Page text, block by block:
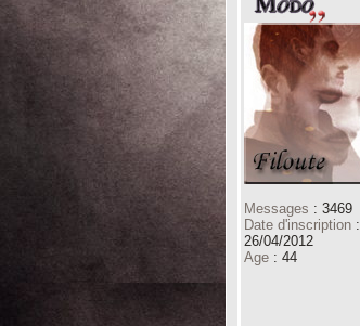
Messages : 3469
Date d'inscription:
26/04/2012
Age: 44